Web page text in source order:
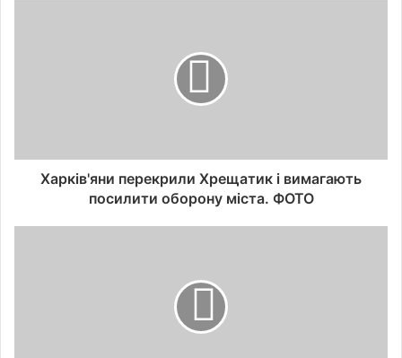
Харків'яни перекрили Хрещатик і вимагають
посилити оборону міста. ФОТО